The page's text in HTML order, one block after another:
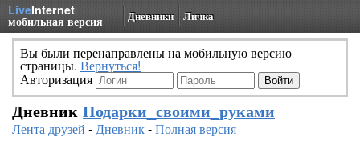
LiveInternet
мобильная версия Дневники Личка
Вы были перенаправлены на мобильную версию
страницы. Вернуться!
Авторизация
Дневник Подарки_своими_руками
Лента друзей -Дневник-Полная версия